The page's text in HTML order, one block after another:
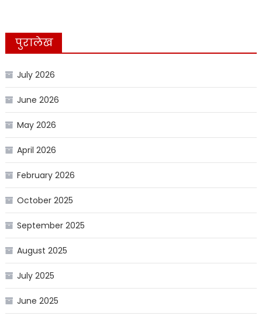
पुरालेख
July 2026
June 2026
May 2026
April 2026
February 2026
October 2025
September 2025
August 2025
July 2025
June 2025